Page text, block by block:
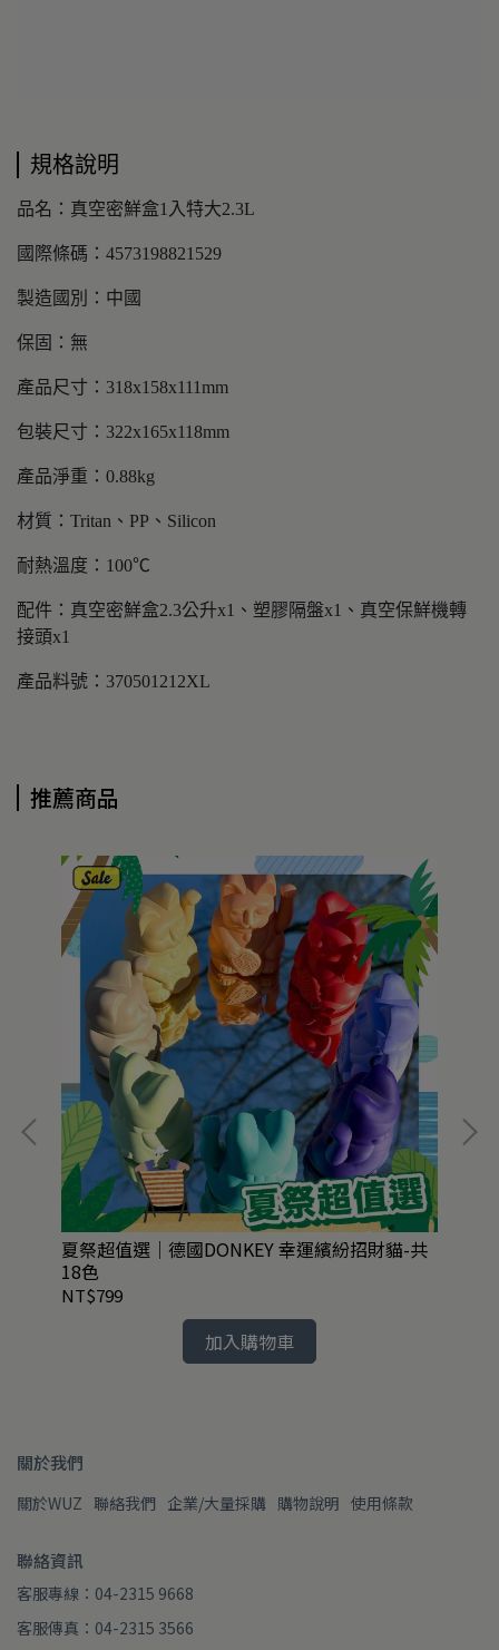
規格說明
品名：真空密鮮盒1入特大2.3L
國際條碼：4573198821529
製造國別：中國
保固：無
產品尺寸：318x158x111mm
包裝尺寸：322x165x118mm
產品淨重：0.88kg
材質：Tritan、PP、Silicon
耐熱溫度：100℃
配件：真空密鮮盒2.3公升x1、塑膠隔盤x1、真空保鮮機轉
接頭x1
產品料號：370501212XL
推薦商品
夏祭超值選｜德國DONKEY 幸運繽紛招財貓-共
18色
NT$799
加入購物車
關於我們
關於WUZ 聯絡我們 企業/大量採購 購物說明 使用條款
聯絡資訊
客服專線：04-2315 9668
客服傳真：04-2315 3566